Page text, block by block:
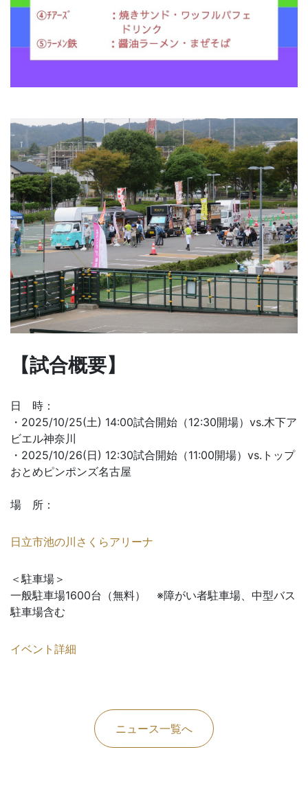
【試合概要】
日 時：
・2025/10/25(土) 14:00試合開始（12:30開場）vs.木下ア
ビエル神奈川
・2025/10/26(日) 12:30試合開始（11:00開場）vs.トップ
おとめピンポンズ名古屋
場 所：
日立市池の川さくらアリーナ
＜駐車場＞
一般駐車場1600台（無料） ※障がい者駐車場、中型バス
駐車場含む
イベント詳細
ニュース一覧へ